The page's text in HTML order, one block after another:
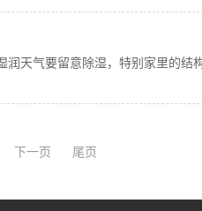
天气要留意除湿，特别家里的结
下一页 尾页